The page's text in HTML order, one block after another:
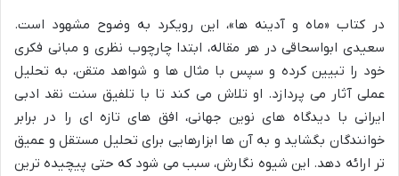
در کتاب «ماه و آدینه ها»، این رویکرد به وضوح مشهود است.
سعیدی ابواسحاقی در هر مقاله، ابتدا چارچوب نظری و مبانی فکری
خود را تبیین کرده و سپس با مثال ها و شواهد متقن، به تحلیل
عملی آثار می پردازد. او تلاش می کند تا با تلفیق سنت نقد ادبی
ایرانی با دیدگاه های نوین جهانی، افق های تازه ای را در برابر
خوانندگان بگشاید و به آن ها ابزارهایی برای تحلیل مستقل و عمیق
تر ارائه دهد. این شیوه نگارش، سبب می شود که حتی پیچیده ترین